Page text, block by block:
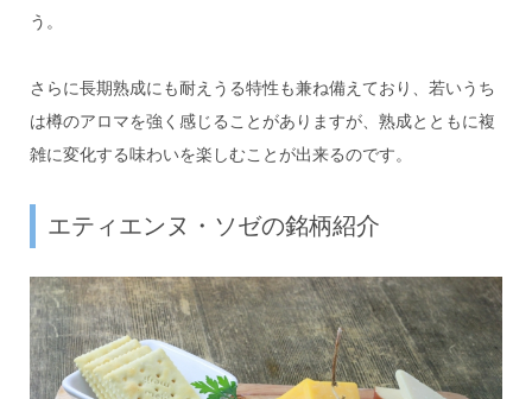
う。
さらに長期熟成にも耐えうる特性も兼ね備えており、若いうち
は樽のアロマを強く感じることがありますが、熟成とともに複
雑に変化する味わいを楽しむことが出来るのです。
エティエンヌ・ソゼの銘柄紹介